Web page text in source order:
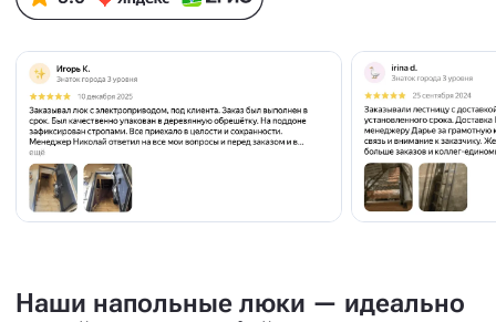
Наши напольные люки — идеально